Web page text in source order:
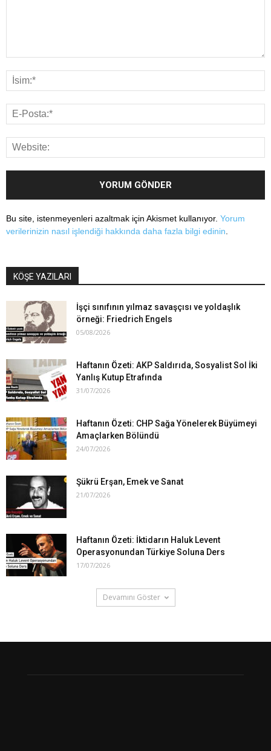
Bu site, istenmeyenleri azaltmak için Akismet kullanıyor. Yorum
verilerinizin nasıl işlendiği hakkında daha fazla bilgi edinin
KÖŞE YAZILARI
İşçi sınıfının yılmaz savaşçısı ve yoldaşlık
örneği: Friedrich Engels
05/08/2026
Haftanın Özeti: AKP Saldırıda, Sosyalist Sol İki
Yanlış Kutup Etrafında
31/07/2026
Haftanın Özeti: CHP Sağa Yönelerek Büyümeyi
Amaçlarken Bölündü
24/07/2026
Şükrü Erşan, Emek ve Sanat
21/07/2026
Haftanın Özeti: İktidarın Haluk Levent
Operasyonundan Türkiye Soluna Ders
17/07/2026
Devamını Göster